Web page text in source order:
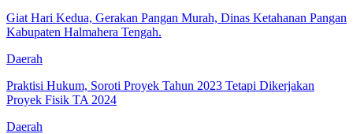
Giat Hari Kedua, Gerakan Pangan Murah, Dinas Ketahanan Pangan
Kabupaten Halmahera Tengah.
Daerah
Praktisi Hukum, Soroti Proyek Tahun 2023 Tetapi Dikerjakan
Proyek Fisik TA 2024
Daerah